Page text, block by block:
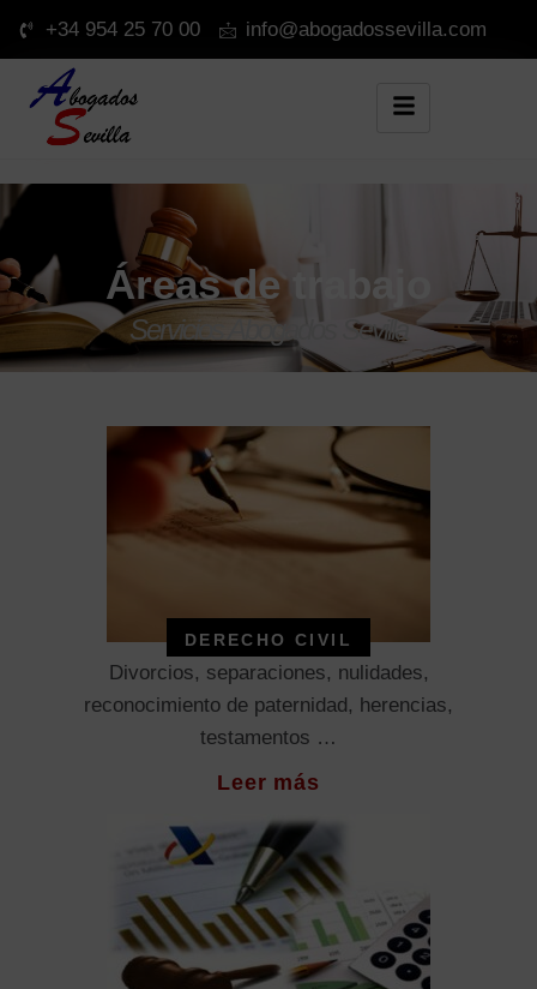
+34 954 25 70 00 info@abogadossevilla.com
Áreas de trabajo
Servicios Abogados Sevilla
DERECHO CIVIL
Divorcios, separaciones, nulidades,
reconocimiento de paternidad, herencias,
testamentos …
Leer más